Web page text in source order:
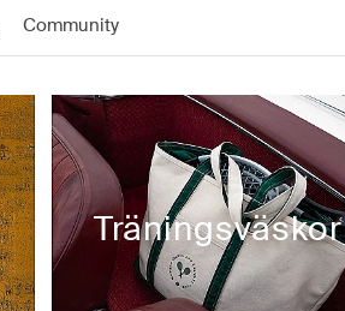
Community
Träningsväskor